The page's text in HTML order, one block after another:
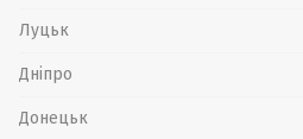
Луцьк
Дніпро
Донецьк